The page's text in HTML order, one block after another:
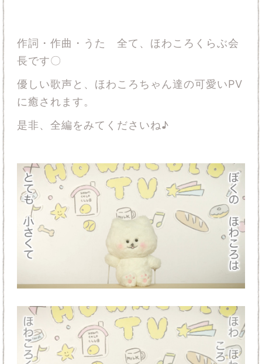
作詞・作曲・うた 全て、ほわころくらぶ会
長です〇
優しい歌声と、ほわころちゃん達の可愛いPV
に癒されます。
是非、全編をみてくださいね♪